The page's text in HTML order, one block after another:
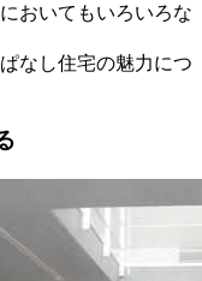
おいてもいろいろな
なし住宅の魅力につ